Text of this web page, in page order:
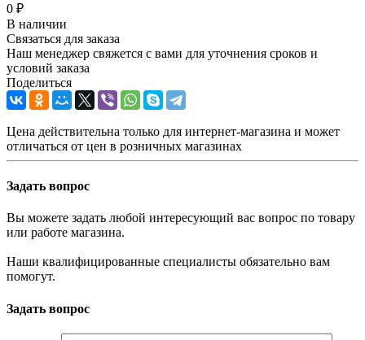
0 ₽
В наличии
Связаться для заказа
Наш менеджер свяжется с вами для уточнения сроков и
условий заказа
Поделиться
Цена действительна только для интернет-магазина и может
отличаться от цен в розничных магазинах
Задать вопрос
Вы можете задать любой интересующий вас вопрос по товару
или работе магазина.
Наши квалифицированные специалисты обязательно вам
помогут.
Задать вопрос